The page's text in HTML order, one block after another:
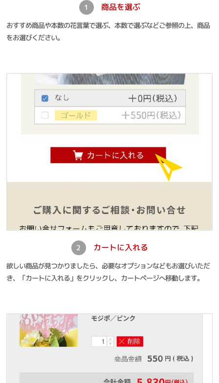
1 商品を選ぶ
おすすめ商品や本数の花言葉で選ぶ、本数で選ぶなどご参照の上、商品
をお選びください。
2 カートに入れる
欲しい商品が見つかりましたら、必要なオプションなどもお選びいただ
き、「カートに入れる」をクリックし、カートページへ移動します。